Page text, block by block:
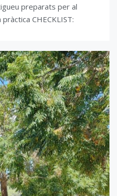
preparats per al
CHECKLIST: